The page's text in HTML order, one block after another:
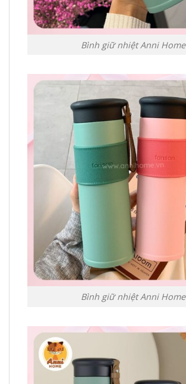
Bình giữ nhiệt Anni Home
Bình giữ nhiệt Anni Home